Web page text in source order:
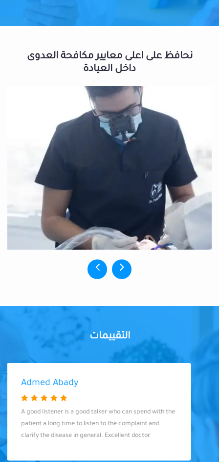
نحافظ على اعلى معايير مكافحة العدوى
داخل العيادة
التقييمات
Admed Abady
A good listener is a good talker who can spend with the
patient a long time to listen to the complaint and
clarify the disease in general. Excellent doctor